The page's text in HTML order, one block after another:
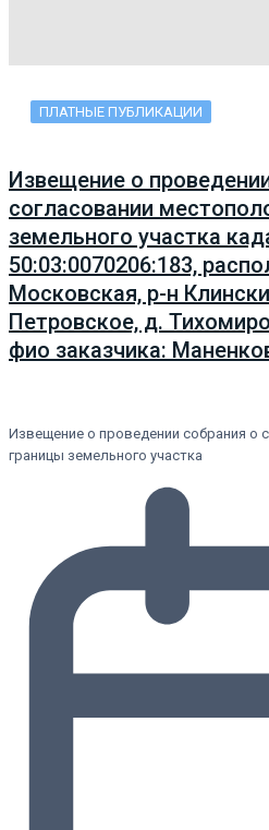
ПЛАТНЫЕ ПУБЛИКАЦИИ
Извещение о
согласовании
земельного участка
50:03:0070206:183,
Московская, р-н
Петровское, д.
фио заказчика:
Извещение о проведении собрания о
границы земельного участка